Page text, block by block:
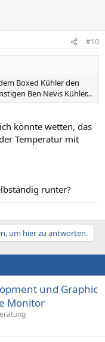
#10
Boxed Kühler den
Ben Nevis Kühler...
könnte wetten, das
Temperatur mit
runter?
um hier zu antworten.
und Graphic
Monitor